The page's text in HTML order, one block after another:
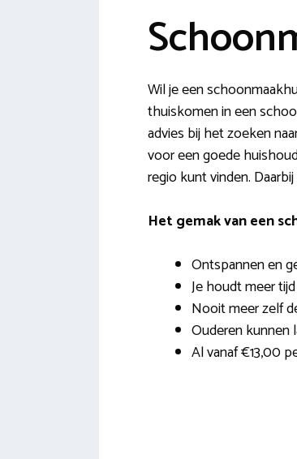
Wil je een
thuiskomen in een
advies bij het zoeken
voor een goede
regio kunt vinden.
Het gemak van een
Ontspannen en
Je houdt meer
Nooit meer zelf
Ouderen kunnen
Al vanaf €13,00